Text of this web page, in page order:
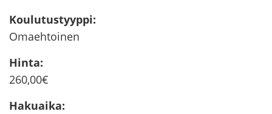
Kou­lu­tus­tyyp­pi:
Omaeh­toi­nen
Hinta:
260,00€
Ha­kuai­ka: